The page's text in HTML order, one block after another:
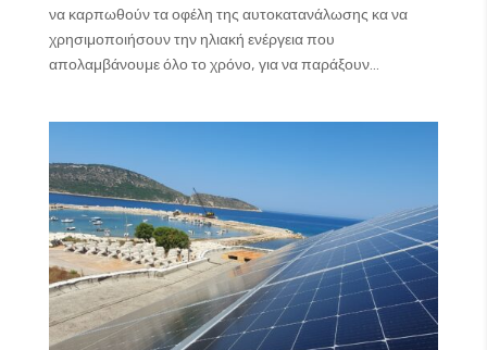
να καρπωθούν τα οφέλη της αυτοκατανάλωσης κα να
χρησιμοποιήσουν την ηλιακή ενέργεια που
απολαμβάνουμε όλο το χρόνο, για να παράξουν...